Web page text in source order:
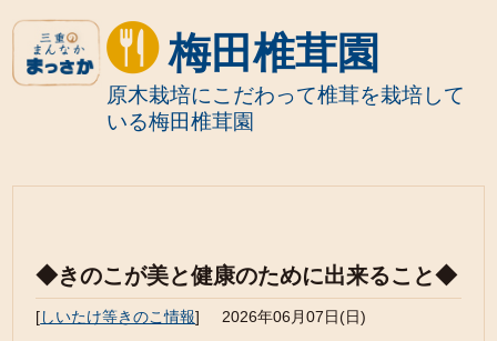
梅田椎茸園
原木栽培にこだわって椎茸を栽培して
いる梅田椎茸園
◆きのこが美と健康のために出来ること◆
[しいたけ等きのこ情報] 2026年06月07日(日)